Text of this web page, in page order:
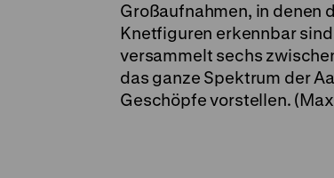
Großaufnahmen, in denen
Knetfiguren erkennbar
versammelt sechs
das ganze Spektrum der
Geschöpfe vorstellen.